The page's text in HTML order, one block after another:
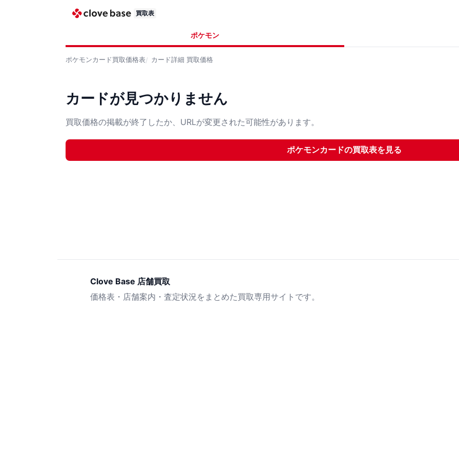
買取表
ポケモン
ポケモンカード買取価格表 カード詳細 買取価格
カードが見つかりません
買取価格の掲載が終了したか、URLが変更された可能性があります。
ポケモンカードの買取表を見る
Clove Base 店舗買取
価格表・店舗案内・査定状況をまとめた買取専用サイトです。